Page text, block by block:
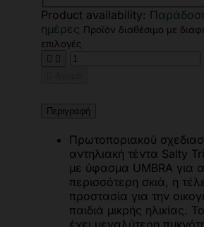
Product availability:
ημέρες Προϊόν διαθέσιμο με
επιλογές
 
Περιγραφή
Πρωτοποριακού
αντηλιακή τέντα Salty
με ύφασμα UMBRA για
περισσότερη σκιά, η
προστασία για την
παιδιά μικρής ηλικίας.
έχει μεγαλύτερη